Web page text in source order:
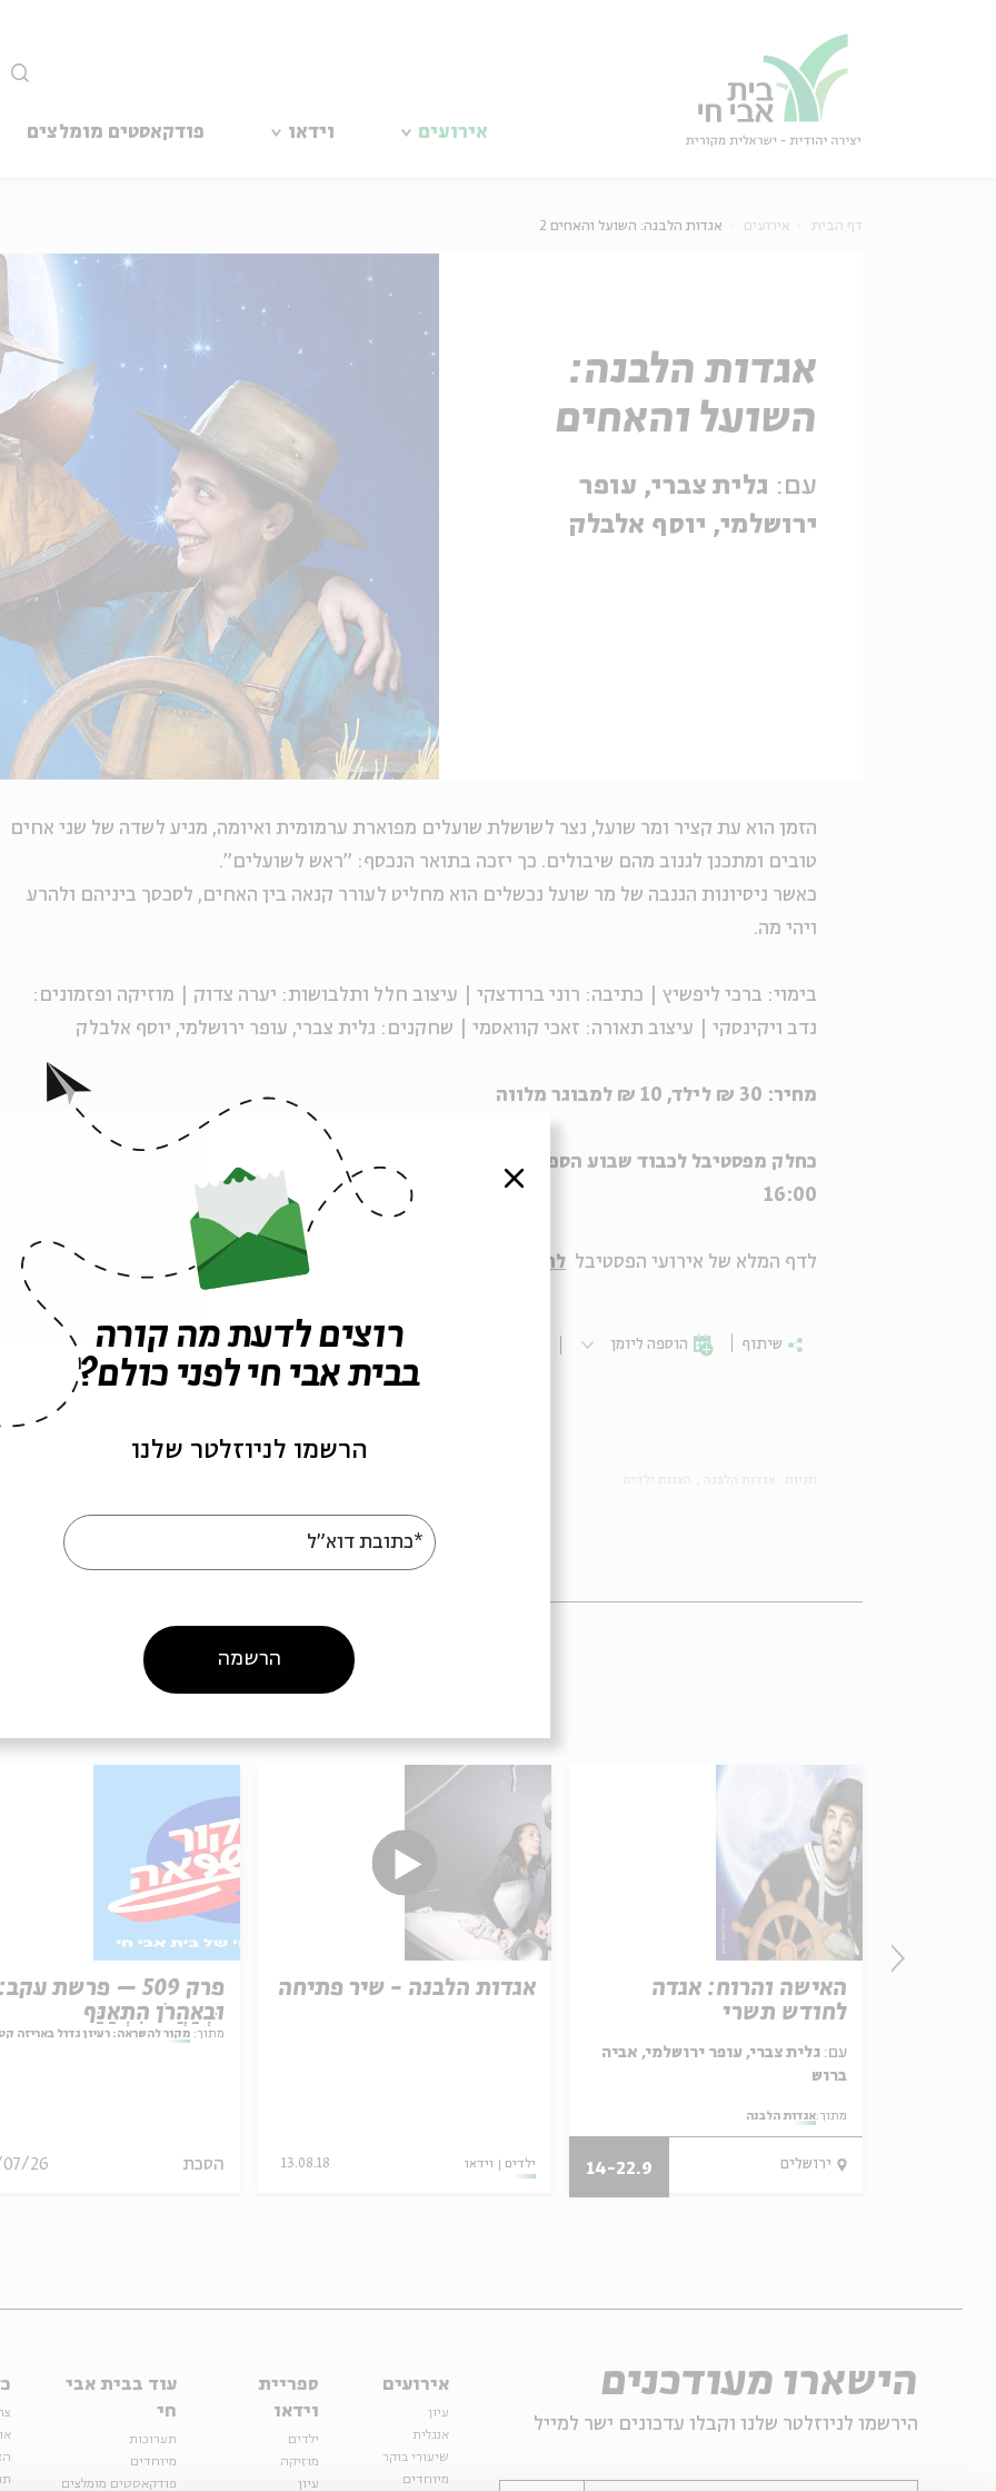
אירועים וידאו פודקאסטים מומלצים
דף הבית אירועים אגדות הלבנה: השועל והאחים 2
אגדות הלבנה:
השועל והאחים
עם: גלית צברי, עופר
ירושלמי, יוסף אלבלק
הזמן הוא עת קציר ומר שועל, נצר לשושלת שועלים מפוארת ערמומית ואיומה, מגיע לשדה של שני אחים
טובים ומתכנן לגנוב מהם שיבולים. כך יזכה בתואר הנכסף: "ראש לשועלים".
כאשר ניסיונות הגנבה של מר שועל נכשלים הוא מחליט לעורר קנאה בין האחים, לסכסך ביניהם ולהרע
ויהי מה.
בימוי: ברכי ליפשיץ | כתיבה: רוני ברודצקי | עיצוב חלל ותלבושות: יערה צדוק | מוזיקה ופזמונים:
נדב ויקינסקי | עיצוב תאורה: זאכי קוואסמי | שחקנים: גלית צברי, עופר ירושלמי, יוסף אלבלק
מחיר: 30 ₪ לילד, 10 ₪ למבוגר מלווה
כחלק מפסטיבל לכבוד שבוע הספר, הכרטיס כולל כניסה ליריד "בית חולים לספרים" החל משעה
16:00
לדף המלא של אירועי הפסטיבל לחצו כאן>>
שיתוף הוספה ליומן הרשמה לאירועים דומים
פרק 509 – פרשת עקב:
וּבְאַהֲרֹן הִתְאַנַּף
מתוך: מקור להשראה: רעיון גדול באריזה
הסכת 26
אגדות הלבנה - שיר פתיחה
ילדים וידאו 13.08.18
האישה והרוח: אגדה
לחודש תשרי
עם: גלית צברי, עופר ירושלמי, אביה
ברוש
מתוך:אגדות הלבנה
ירושלים 14-22.9
הישארו מעודכנים
הירשמו לניוזלטר שלנו וקבלו עדכונים ישר למייל
אירועים
עיון
אנגלית
שיעורי בוקר
מיוחדים
ספריית
וידאו
ילדים
מוזיקה
עיון
עוד בבית אבי
חי
תערוכות
מיוחדים
פודקאסטים מומלצים
סגור
רוצים לדעת מה קורה
בבית אבי חי לפני כולם?
הרשמו לניוזלטר שלנו
*כתובת דוא"ל
הרשמה